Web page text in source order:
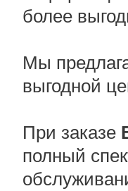
более
Мы
выгодной
При заказе
полный